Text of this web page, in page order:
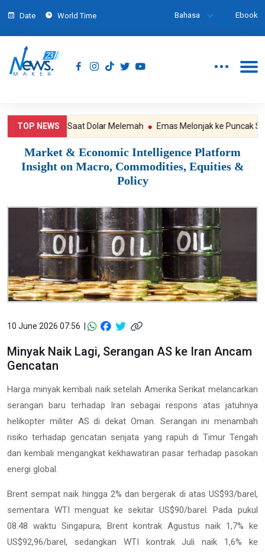
Date World Time Bahasa Ebook
TOP NEWS
Menguat Saat Dolar Melemah Emas Melonjak ke Puncak
Market & Economic Intelligence Platform
Insight on Macro, Commodities, Equities &
Policy
10 June 2026 07:56 |
Minyak Naik Lagi, Serangan AS ke Iran Ancam
Gencatan
Harga minyak kembali naik setelah Amerika Serikat melancarkan
serangan baru terhadap Iran sebagai respons atas jatuhnya
helikopter militer AS di dekat Oman. Serangan ini menambah
risiko terhadap gencatan senjata yang rapuh di Timur Tengah
dan kembali mengangkat kekhawatiran pasar terhadap pasokan
energi global.
Brent sempat naik hingga 2% dan bergerak di atas US$93/barel,
sementara WTI menguat ke sekitar US$90/barel. Pada pukul
08.48 waktu Singapura, Brent kontrak Agustus naik 1,7% ke
US$92,96/barel, sedangkan WTI kontrak Juli naik 1,6% ke